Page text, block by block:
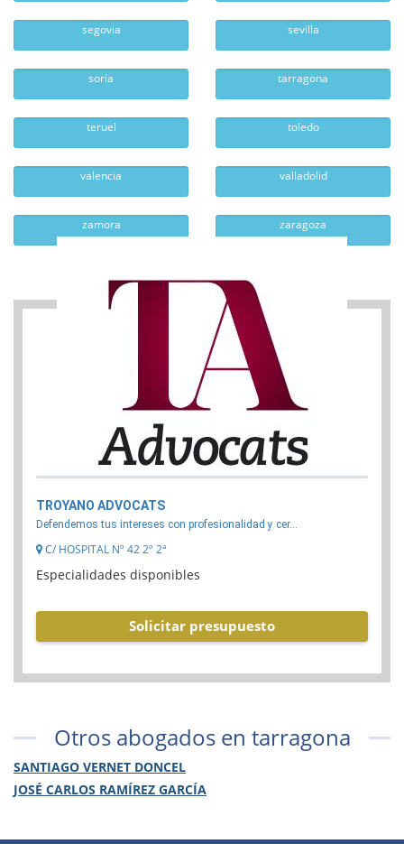
segovia sevilla
soria tarragona
teruel toledo
valencia valladolid
zamora zaragoza
TROYANO ADVOCATS
Defendemos tus intereses con profesionalidad y cer...
C/ HOSPITAL Nº 42 2º 2ª
Especialidades disponibles
Solicitar presupuesto
Otros abogados en tarragona
SANTIAGO VERNET DONCEL
JOSÉ CARLOS RAMÍREZ GARCÍA